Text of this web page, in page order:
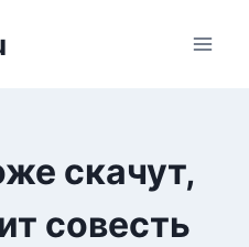
скачут,
совесть